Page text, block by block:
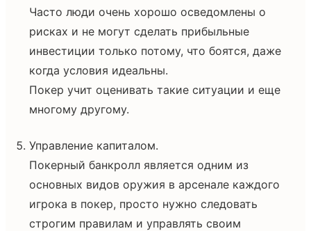
Часто люди очень хорошо осведомлены о
рисках и не могут сделать прибыльные
инвестиции только потому, что боятся, даже
когда условия идеальны.
Покер учит оценивать такие ситуации и еще
многому другому.
Управление капиталом.
Покерный банкролл является одним из
основных видов оружия в арсенале каждого
игрока в покер, просто нужно следовать
строгим правилам и управлять своим